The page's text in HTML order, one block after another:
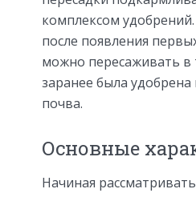
комплексом
после появления
можно пересаживать в
заранее была
почва.
Основные
Начиная